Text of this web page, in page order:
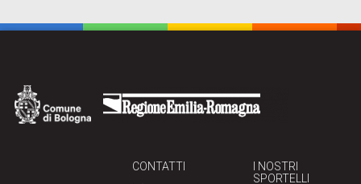
CONTATTI
I NOSTRI
SPORTELLI